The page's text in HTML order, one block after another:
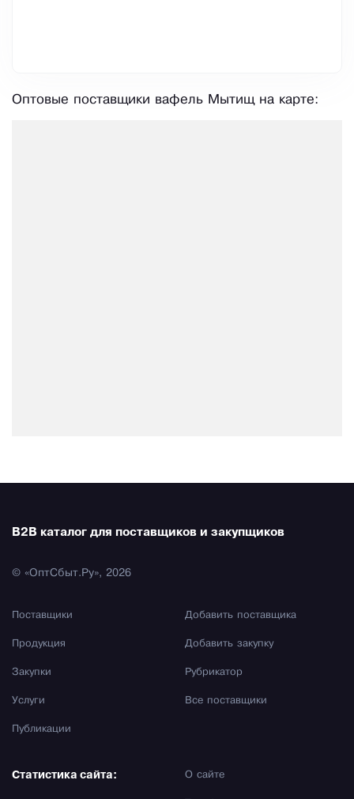
Оптовые поставщики вафель Мытищ на карте:
B2B каталог для поставщиков и закупщиков
© «ОптСбыт.Ру», 2026
Поставщики
Продукция
Закупки
Услуги
Публикации
Добавить поставщика
Добавить закупку
Рубрикатор
Все поставщики
О сайте
Статистика сайта: